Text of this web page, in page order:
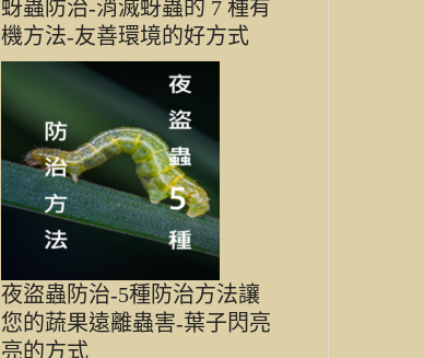
蚜蟲防治-消滅蚜蟲的 7 種有
機方法-友善環境的好方式
夜盜蟲防治-5種防治方法讓
您的蔬果遠離蟲害-葉子閃亮
亮的方式